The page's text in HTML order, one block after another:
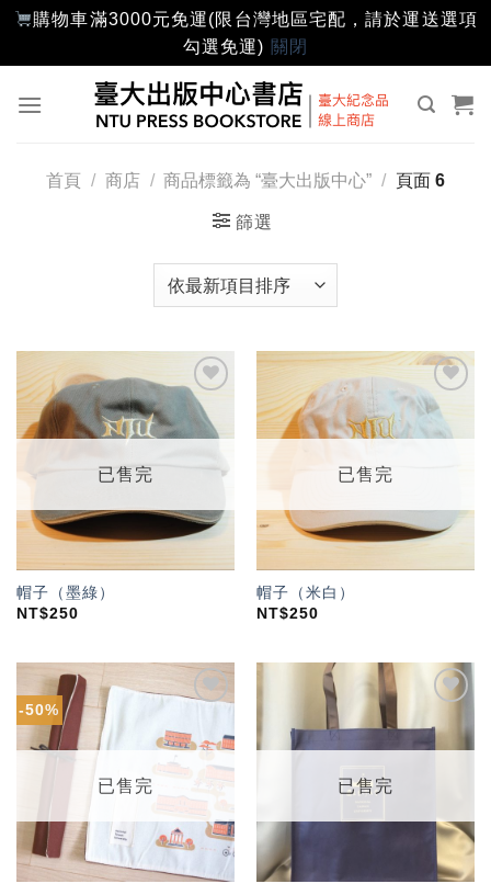
購物車滿3000元免運(限台灣地區宅配，請於運送選項
勾選免運) 關閉
首頁 / 商店 / 商品標籤為 “臺大出版中心” / 頁面 6
篩選
加入
「願
望輕
已售完
帽子（墨綠）
NT$250
加入
望輕
已售完
帽子（米白）
NT$250
-50%
「願
望輕
單」
已售完
「願
望輕
已售完